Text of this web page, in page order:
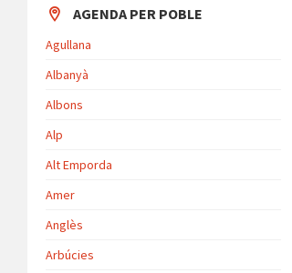
AGENDA PER POBLE
Agullana
Albanyà
Albons
Alp
Alt Emporda
Amer
Anglès
Arbúcies